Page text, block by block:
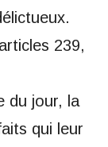
239,
du jour, la
qui leur